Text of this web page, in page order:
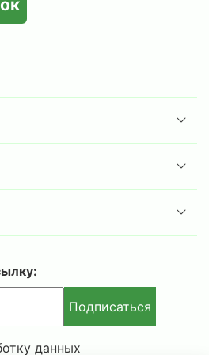
которым важно
документации и
даче или в загородном
различных предметов и
включены Г-образные
только нижней и
Подписаться
данных